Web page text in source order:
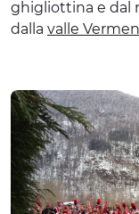
ghigliottina e dal
dalla valle